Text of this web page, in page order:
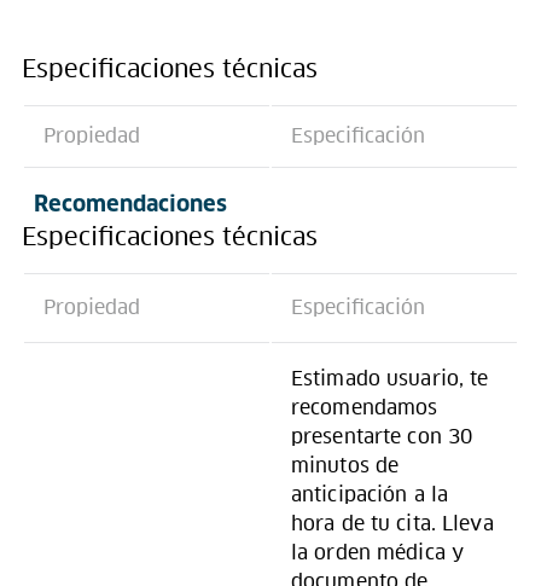
Especificaciones técnicas
Propiedad Especificación
Recomendaciones
Especificaciones técnicas
Propiedad Especificación
Estimado usuario, te
recomendamos
presentarte con 30
minutos de
anticipación a la
hora de tu cita. Lleva
la orden médica y